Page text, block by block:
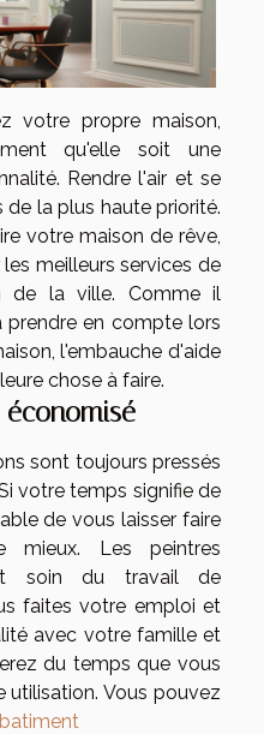
votre propre maison,
qu'elle soit une
Rendre l'air et se
la plus haute priorité.
votre maison de rêve,
meilleurs services de
de la ville. Comme il
prendre en compte lors
l'embauche d'aide
chose à faire.
économisé
sont toujours pressés
votre temps signifie de
de vous laisser faire
Les peintres
soin du travail de
faites votre emploi et
avec votre famille et
du temps que vous
utilisation. Vous pouvez